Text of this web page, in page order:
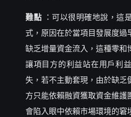
難點 ：可以很明確地說，這
式，原因在於當項目發展度過
缺乏增量資金流入，這種零和
讓項目方的利益站在用戶利
失，若不主動套現，由於缺乏
方只能依賴融資獲取資金維護
會陷入眼中依賴市場環境的窘